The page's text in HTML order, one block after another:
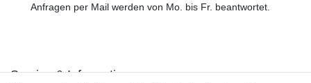
Anfragen per Mail werden von Mo. bis Fr. beantwortet.
Service & Informationen